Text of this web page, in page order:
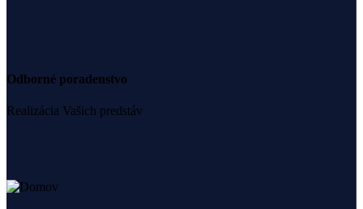
Odborné poradenstvo
Realizácia Vašich predstáv